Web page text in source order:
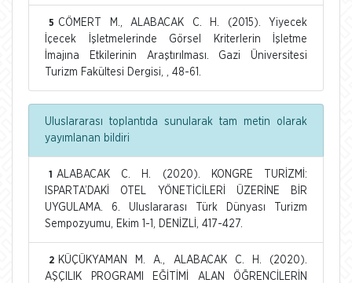
5 CÖMERT M., ALABACAK C. H. (2015). Yiyecek
İçecek İşletmelerinde Görsel Kriterlerin İşletme
İmajına Etkilerinin Araştırılması. Gazi Üniversitesi
Turizm Fakültesi Dergisi, , 48-61.
Uluslararası toplantıda sunularak tam metin olarak
yayımlanan bildiri
1
ALABACAK C. H. (2020). KONGRE TURİZMİ:
ISPARTA’DAKİ OTEL YÖNETİCİLERİ ÜZERİNE BİR
UYGULAMA. 6. Uluslararası Türk Dünyası Turizm
Sempozyumu, Ekim 1-1, DENİZLİ, 417-427.
2 KÜÇÜKYAMAN M. A., ALABACAK C. H. (2020).
AŞÇILIK PROGRAMI EĞİTİMİ ALAN ÖĞRENCİLERİN